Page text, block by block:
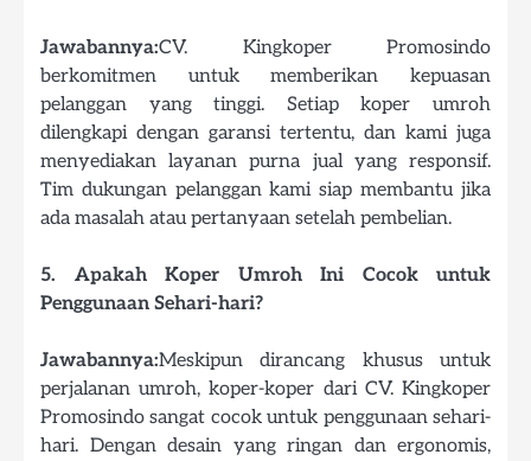
Jawabannya:CV. Kingkoper Promosindo
berkomitmen untuk memberikan kepuasan
pelanggan yang tinggi. Setiap koper umroh
dilengkapi dengan garansi tertentu, dan kami juga
menyediakan layanan purna jual yang responsif.
Tim dukungan pelanggan kami siap membantu jika
ada masalah atau pertanyaan setelah pembelian.
5. Apakah Koper Umroh Ini Cocok untuk
Penggunaan Sehari-hari?
Jawabannya:Meskipun dirancang khusus untuk
perjalanan umroh, koper-koper dari CV. Kingkoper
Promosindo sangat cocok untuk penggunaan sehari-
hari. Dengan desain yang ringan dan ergonomis,